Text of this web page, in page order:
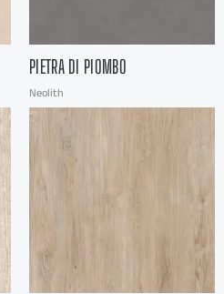
PIETRA DI PIOMBO
Neolith